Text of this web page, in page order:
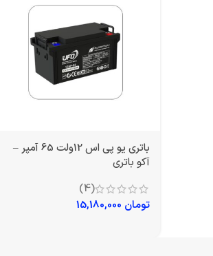
باتری یو پی اس 12ولت 65 آمپر –
آکو باتری
(4)
تومان